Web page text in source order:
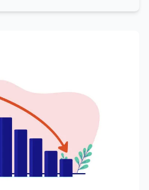
La Sapienza di Roma,
e di economia. Per
scrivendo delle attività
con un focus sia sulle
programmi dei Ministeri
e del Merito, dell’Università
e della Cultura che su
parlamentari
dei deputati e del Senato
sono
unico di Italialab srl con